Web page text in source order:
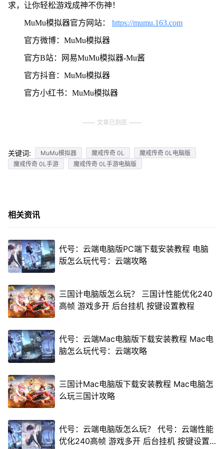
求，让你轻松游戏成神不伤神！
MuMu模拟器官方网站： https://mumu.163.com
官方微博：MuMu模拟器
官方B站：网易MuMu模拟器-Mu酱
官方抖音：MuMu模拟器
官方小红书：MuMu模拟器
文章已到底
关键词: MuMu模拟器 魔戒传奇 0L
魔戒传奇 0L电脑版
魔戒传奇 0L手游
魔戒传奇 0L手游电脑版
相关资讯
代号：云端电脑版PC端下载安装教程 电脑
版怎么玩代号：云端攻略
三国计电脑版怎么玩？ 三国计性能优化240
高帧 游戏多开 后台挂机 按键设置教程
代号：云端Mac电脑版下载安装教程 Mac电
脑怎么玩代号：云端攻略
三国计Mac电脑版下载安装教程 Mac电脑怎
么玩三国计攻略
代号：云端电脑版怎么玩？ 代号：云端性能
优化240高帧 游戏多开 后台挂机 按键设置